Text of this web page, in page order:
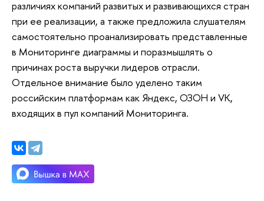
различиях компаний развитых и развивающихся стран
при ее реализации, а также предложила слушателям
самостоятельно проанализировать представленные
в Мониторинге диаграммы и поразмышлять о
причинах роста выручки лидеров отрасли.
Отдельное внимание было уделено таким
российским платформам как Яндекс, ОЗОН и VK,
входящих в пул компаний Мониторинга.